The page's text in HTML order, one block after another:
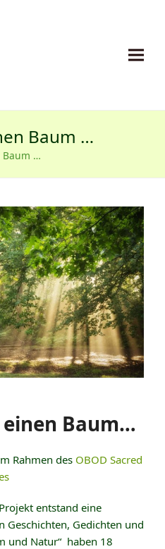
Baum …
…
Baum…
Rahmen des OBOD Sacred
entstand eine
Geschichten, Gedichten und
und Natur“ haben 18